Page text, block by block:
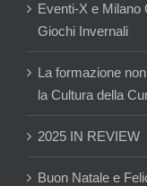
Eventi-X e Milano
Giochi Invernali
La formazione
la Cultura della
2025 IN REVIEW
Buon Natale e